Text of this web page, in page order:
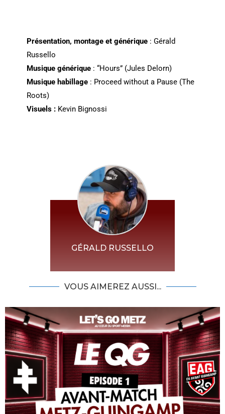
Présentation, montage et générique: Gérald
Russello
Musique générique: “Hours” (Jules Delorn)
Musique habillage: Proceed without a Pause (The
Roots)
Visuels :Kevin Bignossi
GÉRALD RUSSELLO
VOUS AIMEREZ AUSSI...